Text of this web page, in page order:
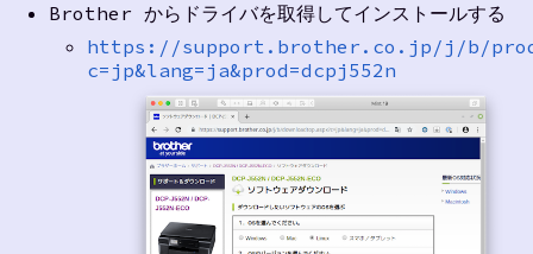
Brother からドライバを取得してインストールする
https://support.brother.co.jp/j/b/
c=jp&lang=ja&prod=dcpj552n